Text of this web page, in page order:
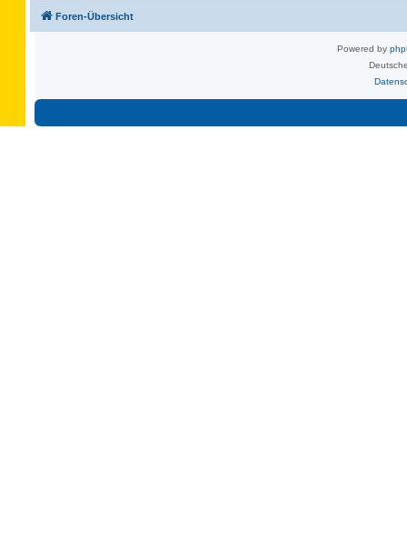
Foren-Übersicht
Powered by